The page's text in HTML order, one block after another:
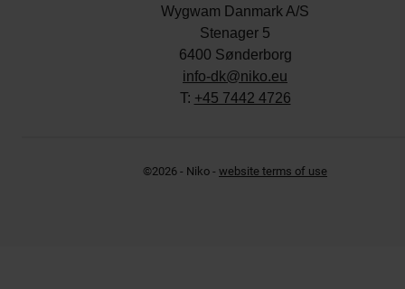
Wygwam Danmark A/S
Stenager 5
6400 Sønderborg
info-dk@niko.eu
T: +45 7442 4726
©2026 - Niko - website terms of use